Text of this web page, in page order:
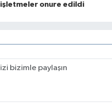
işletmeler onure edildi